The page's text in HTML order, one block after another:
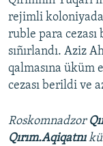
rejimli
ruble para cezası
sıñırlandı. Aziz
qalmasına üküm
cezası berildi ve
Roskomnadzor
Qırım.Aqiqatnı